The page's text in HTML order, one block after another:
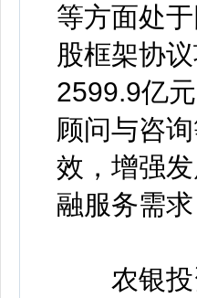
等方面处
股框架协
2599.9亿
顾问与咨
效，增强
融服务需
农银投资